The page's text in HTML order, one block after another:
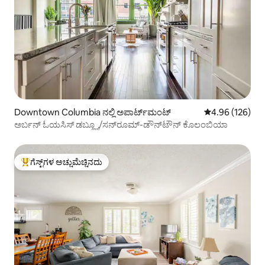
Downtown Columbia ನಲ್ಲಿ ಅಪಾರ್ಟ್‌ಮಂಟ್ 5 ರಲ್ಲಿ 4.96
4.96 (126)
ಅರ್ಬನ್ ಓಯಸಿಸ್ ಡಬ್ಲ್ಯೂ/ಸನ್‌ರೂಮ್-ಡೌನ್‌ಟೌನ್ ಕೊಲಂಬಿಯಾ
ಗೆಸ್ಟ್‌ಗಳಿಗೆ ಅತಿ ಹೆಚ್ಚು ಅಚ್ಚುಮೆಚ್ಚಿನದು
ಗೆಸ್ಟ್‌ಗಳ ಅಚ್ಚುಮೆಚ್ಚಿನದು